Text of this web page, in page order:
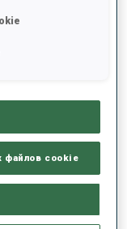
файлов cookie